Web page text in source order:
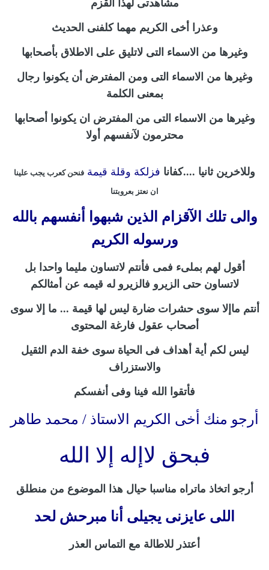
مشاهدتى لهذا القزم
وعذرا أخى الكريم مهما كلفنى الحديث
وغيرها من الاسماء التى لاتليق على الاطلاق بأصحابها
وغيرها من الاسماء التى ومن المفترض أن يكونوا رجال
بمعنى الكلمة
وغيرها من الاسماء التى من المفترض ان يكونوا أصحابها
محترمون لآنفسهم أولا
وللاخرين ثانيا ....كفانا فزلكة وقلة قيمة فنحن كعرب يجب علينا
ان نعتز بعروبتنا
والى تلك الآقزام الذين شبهوا أنفسهم بالله
ورسوله الكريم
أقول لهم بملىء فمى فأنتم لاتساون مليما واحدا بل
لاتساون حتى الزيرو فالزيرو له قيمه عن أمثالكم
أنتم ماإلا سوى حشرات ضارة ليس لها قيمة ... ما إلا سوى
أصحاب عقول فارغة المحتوى
ليس لكم أية أهداف فى الحياة سوى خفة الدم الثقيل
والاستزراف
فأتقوا الله فينا وفى أنفسكم
أرجو منك أخى الكريم الاستاذ / محمد طاهر
فبحق لاإله إلا الله
أرجو اتخاذ ماتراه مناسبا حيال هذا الموضوع من منطلق
اللى عايزنى يجيلى أنا مبرحش لحد
أعتذر للاطالة مع التماس العذر